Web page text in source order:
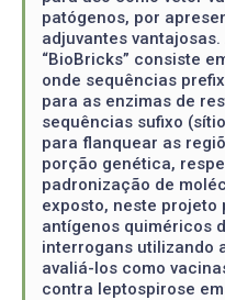
patógenos, por
adjuvantes
“BioBricks” consiste
onde sequências
para as enzimas de
sequências sufixo
para flanquear as
porção genética,
padronização de
exposto, neste
antígenos quiméricos
interrogans utilizando
avaliá-los como
contra leptospirose